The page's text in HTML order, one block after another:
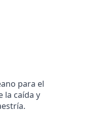
para el
la caída y